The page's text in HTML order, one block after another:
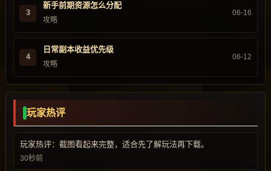
3
新手前期资源怎么分配
攻略
06-16
4
日常副本收益优先级
攻略
06-12
玩家热评
玩家热评：截图看起来完整，适合先了解玩法再下载。
30秒前